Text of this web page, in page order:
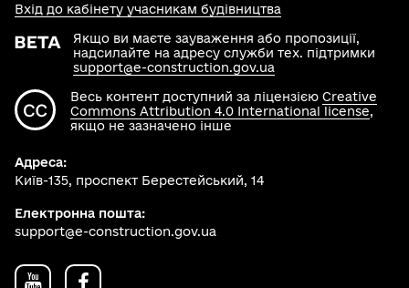
Якщо ви маєте зауваження або пропозиції,
надсилайте на адресу служби тех. підтримки
support@e-construction.gov.ua
Весь контент доступний за ліцензією Creative
Commons Attribution 4.0 International license,
якщо не зазначено інше
Вхід до кабінету учасникам будівництва
Адреса:
Київ-135, проспект Берестейський, 14
Електронна пошта:
support@e-construction.gov.ua